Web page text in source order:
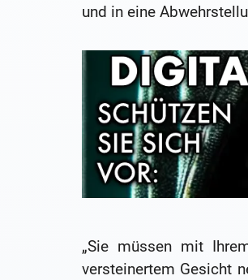
und in eine
„Sie müssen mit
versteinertem Gesicht